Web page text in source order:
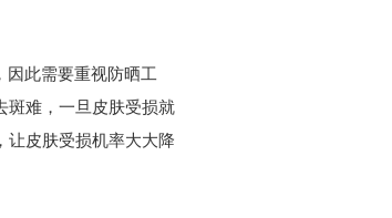
因此需要重视防晒工
斑难，一旦皮肤受损就
让皮肤受损机率大大降